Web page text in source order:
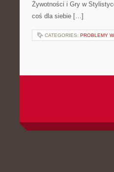
Żywotności i Gry w
coś dla siebie […]
CATEGORIES: PROBLEMY